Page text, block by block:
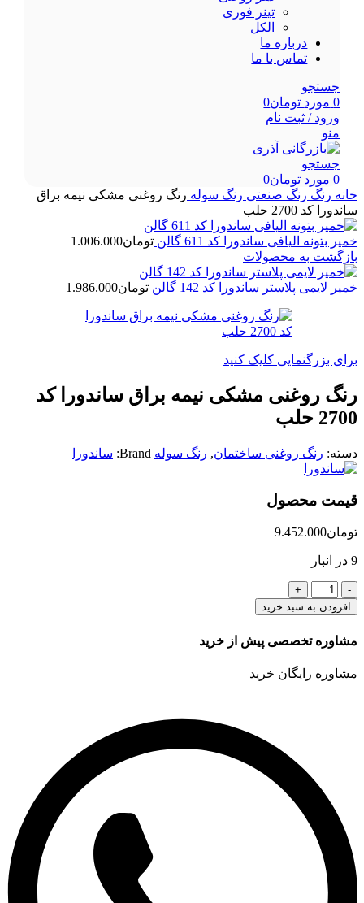
تینر فوری
الکل
درباره ما
تماس با ما
جستجو
0 مورد تومان0
ورود / ثبت نام
منو
جستجو
0 مورد تومان0
خانه رنگ رنگ صنعتی رنگ سوله رنگ روغنی مشکی نیمه براق
ساندورا کد 2700 حلب
خمیر بتونه الیافی ساندورا کد 611 گالن تومان1.006.000
بازگشت به محصولات
خمیر لایمی پلاستر ساندورا کد 142 گالن تومان1.986.000
برای بزرگنمایی کلیک کنید
رنگ روغنی مشکی نیمه براق ساندورا کد
2700 حلب
دسته: رنگ روغنی ساختمان, رنگ سوله Brand: ساندورا
قیمت محصول
تومان9.452.000
9 در انبار
رنگ
روغنی
مشکی
نیمه
براق
ساندورا
کد
افزودن به سبد خرید
مشاوره تخصصی پیش از خرید
مشاوره رایگان خرید